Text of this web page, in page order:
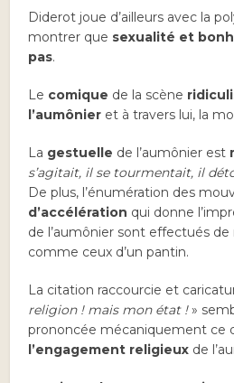
Diderot joue d’ailleurs avec la
montrer que sexualité et
pas.
Le comique de la scène
l’aumônier et à travers lui, la
La gestuelle de l’aumônier est
s’agitait, il se tourmentait, il
De plus, l’énumération des
d’accélération qui donne
de l’aumônier sont effectués
comme ceux d’un pantin.
La citation raccourcie et
religion ! mais mon état !»
prononcée mécaniquement ce
l’engagement religieux de